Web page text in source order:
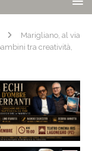
Marigliano, al via
tra creatività,